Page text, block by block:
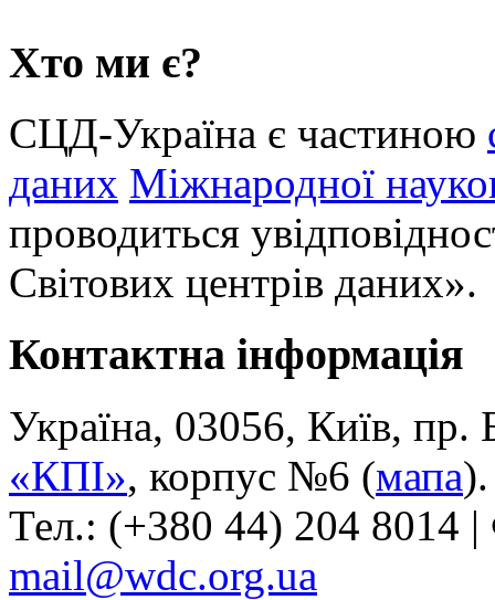
Хто ми є?
СЦД-Україна є частиною
даних Міжнародної
проводиться
Світових центрів даних».
Контактна інформація
Україна, 03056, Київ, пр.
«КПІ», корпус №6 (мапа).
Тел.: (+380 44) 204 8014
mail@wdc.org.ua